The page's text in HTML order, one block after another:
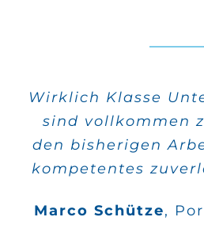
Wirklich Klasse
sind vollkommen
den bisherigen
kompetentes
Marco Schütze,
Alle meine
schnell
Qualität
Wilfried Kahle